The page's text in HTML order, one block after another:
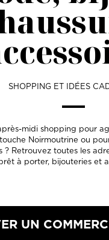
SHOPPING ET IDÉES
midi shopping pour
Noirmoutrine ou
? Retrouvez toutes les
à porter, bijouteries et
UN